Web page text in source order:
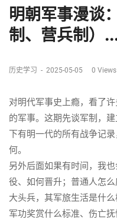
明朝军事漫谈
制、营兵制）
历史学习 - 2025-05-05 0 Views
对明代军事史上瘾，看了
的军事。这期先谈军制，
下有明一代的所有战争记录
何。
另外后面如果有时间，我
役、如何晋升；普通人怎
大头兵，其军旅生活是什
军功奖赏什么标准、伤亡